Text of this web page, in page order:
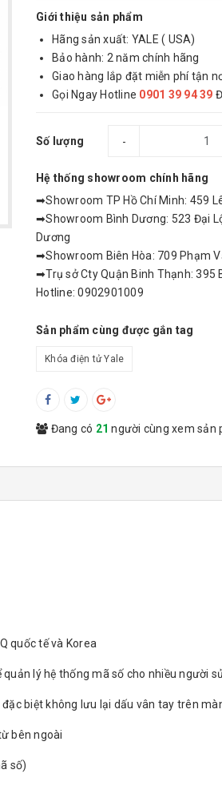
Giới thiệu sản phẩm
Hãng sản xuất: YALE ( USA)
Bảo hành: 2 năm chính hãng
Giao hàng lắp đặt miễn phí tận
Gọi Ngay Hotline 0901 39 94 39
Số lượng -
Hệ thống showroom chính hãng
➡Showroom TP Hồ Chí Minh: 459
➡Showroom Bình Dương: 523 Đại
Dương
➡Showroom Biên Hòa: 709 Phạm
➡Trụ sở Cty Quận Binh Thạnh: 395
Hotline: 0902901009
Sản phẩm cùng được gắn tag
Khóa điện tử Yale
Đang có 21 người cùng xem sản
quốc tế và Korea
lý hệ thống mã số cho nhiều người
biệt không lưu lại dấu vân tay trên
bên ngoài
số)